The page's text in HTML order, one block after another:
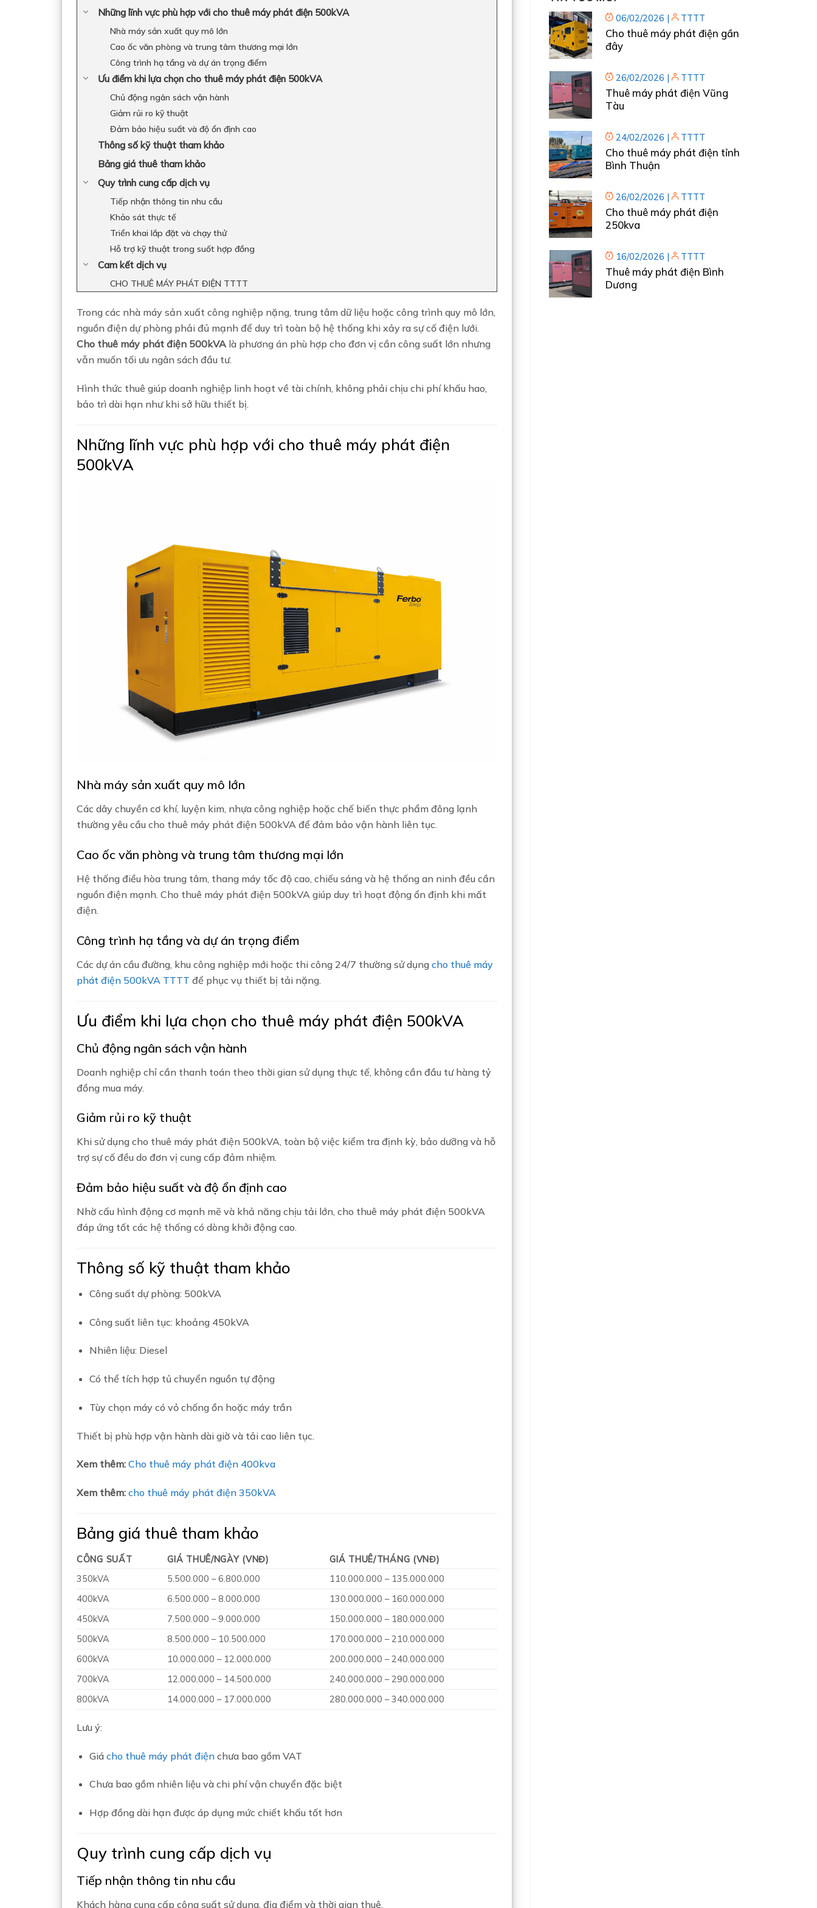
Những lĩnh vực phù hợp với cho thuê máy phát điện 500kVA
Nhà máy sản xuất quy mô lớn
Cao ốc văn phòng và trung tâm thương mại lớn
Công trình hạ tầng và dự án trọng điểm
Ưu điểm khi lựa chọn cho thuê máy phát điện 500kVA
Chủ động ngân sách vận hành
Giảm rủi ro kỹ thuật
Đảm bảo hiệu suất và độ ổn định cao
Thông số kỹ thuật tham khảo
Bảng giá thuê tham khảo
Quy trình cung cấp dịch vụ
Tiếp nhận thông tin nhu cầu
Khảo sát thực tế
Triển khai lắp đặt và chạy thử
Hỗ trợ kỹ thuật trong suốt hợp đồng
Cam kết dịch vụ
CHO THUÊ MÁY PHÁT ĐIỆN TTTT
Trong các nhà máy sản xuất công nghiệp nặng, trung tâm dữ liệu hoặc công trình quy mô lớn,
nguồn điện dự phòng phải đủ mạnh để duy trì toàn bộ hệ thống khi xảy ra sự cố điện lưới.
Cho thuê máy phát điện 500kVAlà phương án phù hợp cho đơn vị cần công suất lớn nhưng
vẫn muốn tối ưu ngân sách đầu tư.
Hình thức thuê giúp doanh nghiệp linh hoạt về tài chính, không phải chịu chi phí khấu hao,
bảo trì dài hạn như khi sở hữu thiết bị.
Những lĩnh vực phù hợp với cho thuê máy phát điện
500kVA
Nhà máy sản xuất quy mô lớn
Các dây chuyền cơ khí, luyện kim, nhựa công nghiệp hoặc chế biến thực phẩm đông lạnh
thường yêu cầu cho thuê máy phát điện 500kVA để đảm bảo vận hành liên tục.
Cao ốc văn phòng và trung tâm thương mại lớn
Hệ thống điều hòa trung tâm, thang máy tốc độ cao, chiếu sáng và hệ thống an ninh đều cần
nguồn điện mạnh. Cho thuê máy phát điện 500kVA giúp duy trì hoạt động ổn định khi mất
điện.
Công trình hạ tầng và dự án trọng điểm
Các dự án cầu đường, khu công nghiệp mới hoặc thi công 24/7 thường sử dụng cho thuê máy
phát điện 500kVA TTTT để phục vụ thiết bị tải nặng.
Ưu điểm khi lựa chọn cho thuê máy phát điện 500kVA
Chủ động ngân sách vận hành
Doanh nghiệp chỉ cần thanh toán theo thời gian sử dụng thực tế, không cần đầu tư hàng tỷ
đồng mua máy.
Giảm rủi ro kỹ thuật
Khi sử dụng cho thuê máy phát điện 500kVA, toàn bộ việc kiểm tra định kỳ, bảo dưỡng và hỗ
trợ sự cố đều do đơn vị cung cấp đảm nhiệm.
Đảm bảo hiệu suất và độ ổn định cao
Nhờ cấu hình động cơ mạnh mẽ và khả năng chịu tải lớn, cho thuê máy phát điện 500kVA
đáp ứng tốt các hệ thống có dòng khởi động cao.
Thông số kỹ thuật tham khảo
Công suất dự phòng: 500kVA
Công suất liên tục: khoảng 450kVA
Nhiên liệu: Diesel
Có thể tích hợp tủ chuyển nguồn tự động
Tùy chọn máy có vỏ chống ồn hoặc máy trần
Thiết bị phù hợp vận hành dài giờ và tải cao liên tục.
Xem thêm: Cho thuê máy phát điện 400kva
Xem thêm: cho thuê máy phát điện 350kVA
Bảng giá thuê tham khảo
CÔNG SUẤT GIÁ THUÊ/NGÀY (VNĐ)
GIÁ THUÊ/THÁNG (VNĐ)
350kVA
5.500.000 – 6.800.000
110.000.000 – 135.000.000
400kVA
6.500.000 – 8.000.000
130.000.000 – 160.000.000
450kVA
7.500.000 – 9.000.000
150.000.000 – 180.000.000
500kVA
8.500.000 – 10.500.000
170.000.000 – 210.000.000
600kVA
10.000.000 – 12.000.000
200.000.000 – 240.000.000
700kVA
12.000.000 – 14.500.000
240.000.000 – 290.000.000
800kVA
14.000.000 – 17.000.000 280.000.000 – 340.000.000
Lưu ý:
Giá cho thuê máy phát điệnchưa bao gồm VAT
Chưa bao gồm nhiên liệu và chi phí vận chuyển đặc biệt
Hợp đồng dài hạn được áp dụng mức chiết khấu tốt hơn
Quy trình cung cấp dịch vụ
Tiếp nhận thông tin nhu cầu
Khách hàng cung cấp công suất sử dụng, địa điểm và thời gian thuê.
06/02/2026 | TTTT
Cho thuê máy phát điện gần
đây
26/02/2026 | TTTT
Thuê máy phát điện Vũng
Tàu
24/02/2026 | TTTT
Cho thuê máy phát điện tỉnh
Bình Thuận
26/02/2026 | TTTT
Cho thuê máy phát điện
250kva
16/02/2026 | TTTT
Thuê máy phát điện Bình
Dương